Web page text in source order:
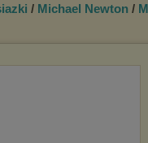
/ Michael Newton /